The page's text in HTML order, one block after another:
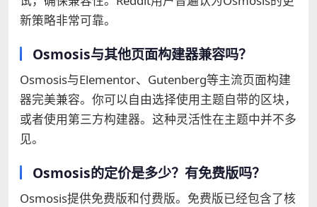
新策略非常可靠。
Osmosis与其他页面构建器兼容吗？
Osmosis与Elementor、Gutenberg等主流页面构建
器完美兼容。你可以自由选择使用主题自带的区块，
或者使用第三方构建器。这种灵活性在主题中并不多
见。
Osmosis的定价是多少？有免费版吗？
Osmosis提供免费版和付费版。免费版已经包含了核